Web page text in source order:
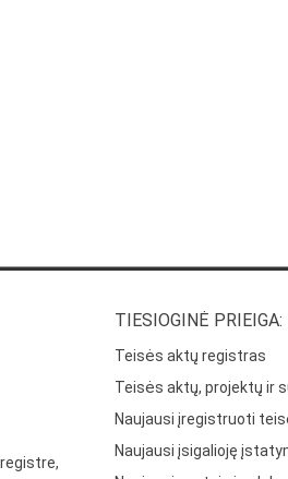
TIESIOGINĖ PRIEIGA:
Teisės aktų registras
Teisės aktų, projektų ir
Naujausi įregistruoti
Naujausi įsigalioję